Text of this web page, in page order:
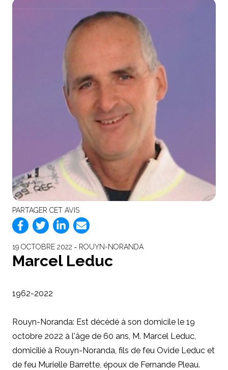
PARTAGER CET AVIS
19 OCTOBRE 2022 ‐ ROUYN-NORANDA
Marcel Leduc
1962-2022
Rouyn-Noranda: Est décédé à son domicile le 19
octobre 2022 à l'âge de 60 ans, M. Marcel Leduc,
domicilié à Rouyn-Noranda, fils de feu Ovide Leduc et
de feu Murielle Barrette, époux de Fernande Pleau.